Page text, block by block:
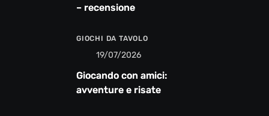
– recensione
GIOCHI DA TAVOLO
19/07/2026
Giocando con amici:
avventure e risate